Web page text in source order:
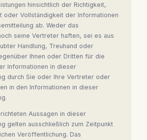
hinsichtlich der Richtigkeit,
oder Vollständigkeit der Informationen
ab. Weder das
seine Vertreter haften, sei es aus
Handlung, Treuhand oder
Ihnen oder Dritten für die
Informationen in dieser
durch Sie oder Ihre Vertreter oder
in den Informationen in dieser
Aussagen in dieser
gelten ausschließlich zum Zeitpunkt
Veröffentlichung. Das